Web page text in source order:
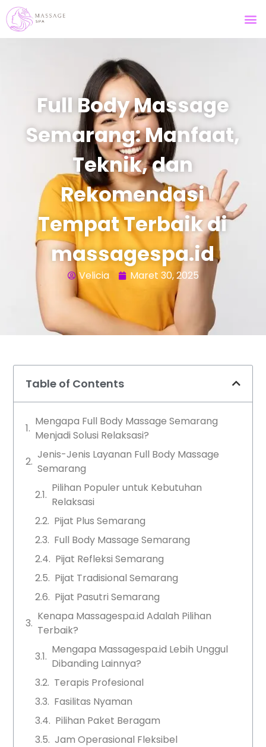
Full Body Massage
Semarang: Manfaat,
Teknik, dan
Rekomendasi
Tempat Terbaik di
massagespa.id
Velicia Maret 30, 2025
Table of Contents
Mengapa Full Body Massage Semarang
Menjadi Solusi Relaksasi?
Jenis-Jenis Layanan Full Body Massage
Semarang
Pilihan Populer untuk Kebutuhan
Relaksasi
Pijat Plus Semarang
Full Body Massage Semarang
Pijat Refleksi Semarang
Pijat Tradisional Semarang
Pijat Pasutri Semarang
Kenapa Massagespa.id Adalah Pilihan
Terbaik?
Mengapa Massagespa.id Lebih Unggul
Dibanding Lainnya?
Terapis Profesional
Fasilitas Nyaman
Pilihan Paket Beragam
Jam Operasional Fleksibel